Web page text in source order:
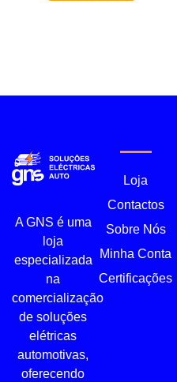
A GNS é uma
loja
especializada
na
comercialização
de soluções
elétricas
automotivas,
oferecendo
Loja
Contactos
Sobre Nós
Minha Conta
Certificações